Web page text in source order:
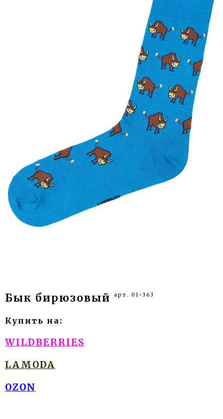
Бык бирюзовый арт. 01-363
Купить на:
WILDBERRIES
LAMODA
OZON